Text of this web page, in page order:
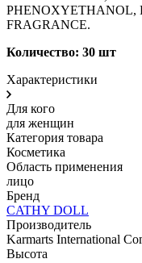
PHENOXYETHANOL,
FRAGRANCE.
Количество: 30 шт
Характеристики
Для кого
для женщин
Категория товара
Косметика
Область применения
лицо
Бренд
CATHY DOLL
Производитель
Karmarts International
Высота